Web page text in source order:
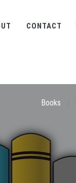
CONTACT
Books